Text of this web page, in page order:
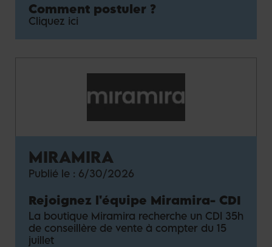
Comment postuler ?
Cliquez ici
MIRAMIRA
Publié le : 6/30/2026
Rejoignez l'équipe Miramira- CDI
La boutique Miramira recherche un CDI 35h
de conseillère de vente à compter du 15
juillet